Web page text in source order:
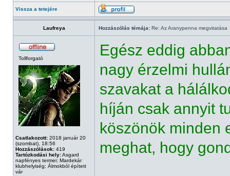
Vissza a tetejére
Laufreya Hozzászólás témája: Re: Az Aranypenna megvitatása
Tollforgató
Csatlakozott: 2018 január 20
(szombat), 18:56
Hozzászólások: 419
Tartózkodási hely:Asgard
napfényes termei; Mardekár
klubhelyiség; Álmokból épített
vár
Egész eddig
nagy érzelmi
szavakat a
híján csak annyit
köszönök minden
meghat, hogy